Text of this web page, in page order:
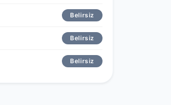
Belirsiz
Belirsiz
Belirsiz